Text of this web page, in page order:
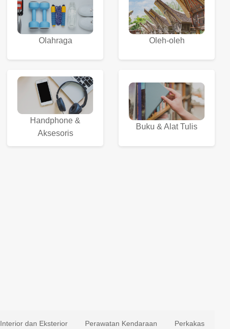
Olahraga Oleh-oleh
Handphone &
Aksesoris
Buku & Alat Tulis
Interior dan Eksterior Perawatan Kendaraan Perkakas